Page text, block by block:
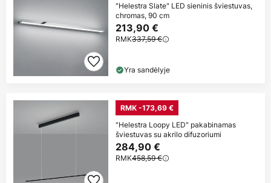
"Helestra Slate" LED sieninis šviestuvas,
chromas, 90 cm
213,90 €
RMK337,59 €
Yra sandėlyje
RMK -173,69 €
"Helestra Loopy LED" pakabinamas
šviestuvas su akrilo difuzoriumi
284,90 €
RMK458,59 €